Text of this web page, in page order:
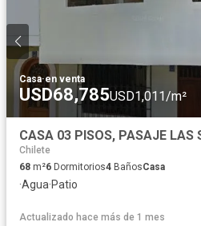
Casa·en venta
USD68,785USD1,011/m²
Chilete
68 m²6 Dormitorios4 BañosCasa
·Agua·Patio
Actualizado hace más de 1 mes